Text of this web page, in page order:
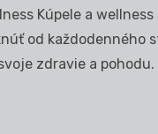
Kúpele a
od každodenného
zdravie a pohodu.